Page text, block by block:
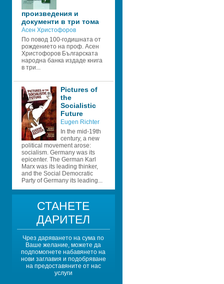
произведения и
документи в три тома
Асен Христофоров
По повод 100-годишната от
рождението на проф. Асен
Христофоров Българската
народна банка издаде книга
в три...
Pictures of
the
Socialistic
Future
Eugen Richter
In the mid-19th
century, a new
political movement arose:
socialism. Germany was its
epicenter. The German Karl
Marx was its leading thinker,
and the Social Democratic
Party of Germany its leading...
СТАНЕТЕ
ДАРИТЕЛ
Чрез даряването на сума по
Ваше желание, можете да
подпомогнете набавянето на
нови заглавия и подобряване
на предоставяните от нас
услуги